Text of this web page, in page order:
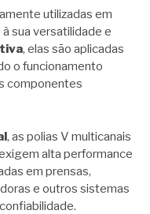
utilizadas em
sua versatilidade e
, elas são aplicadas
o funcionamento
componentes
, as polias V multicanais
alta performance
em prensas,
e outros sistemas